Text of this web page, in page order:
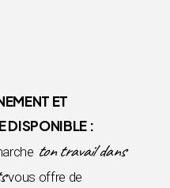
ET
DISPONIBLE :
ton travail dans
vous offre de